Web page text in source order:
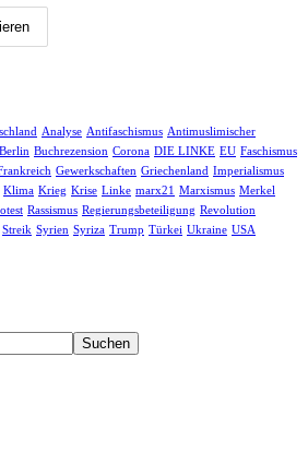
Analyse Antifaschismus Antimuslimischer
Berlin Buchrezension Corona DIE LINKE EU Faschismus
Gewerkschaften Griechenland Imperialismus
Klima Krieg Krise Linke marx21 Marxismus Merkel
Rassismus Regierungsbeteiligung Revolution
Streik Syrien Syriza Trump Türkei Ukraine USA
Suchen